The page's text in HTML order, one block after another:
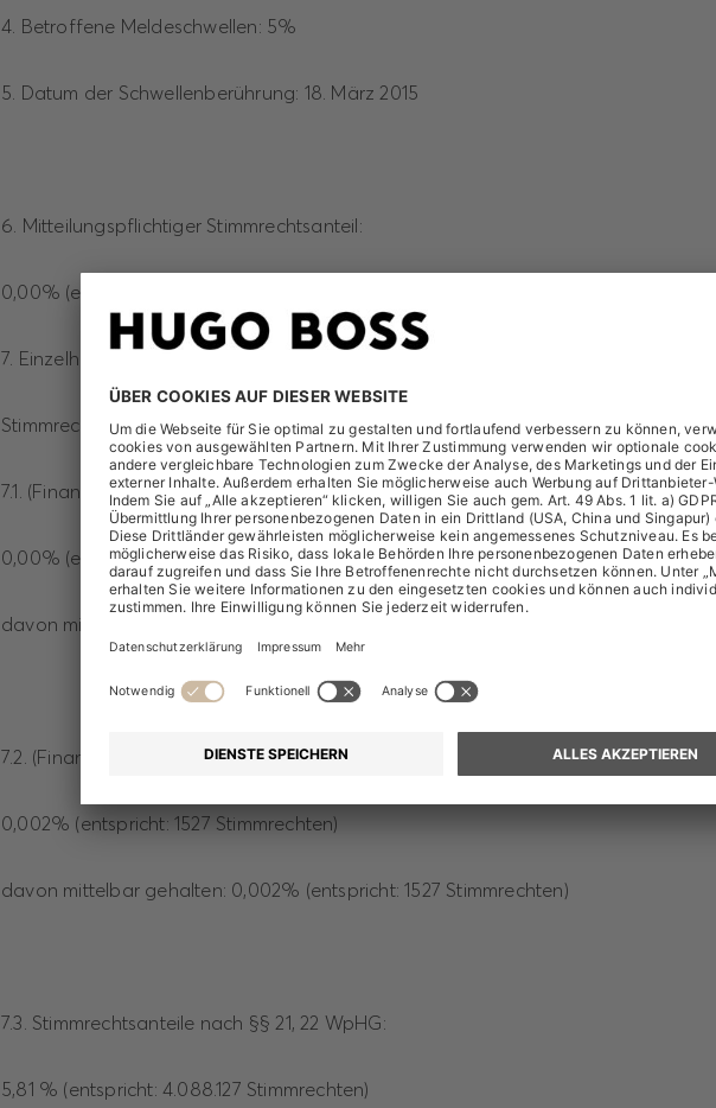
4. Betroffene Meldeschwellen: 5%
5. Datum der Schwellenberührung: 18. März 2015
6. Mitteilungspflichtiger Stimmrechtsanteil:
0,00% (entspricht: 0 Stimmrechten von 70.400.000 Stimmrechten)
7. Einzelheiten zum Stimmrechtsanteil:
Stimmrechtsanteil aufgrund von
7.1. (Finanz-/sonstigen) Instrumenten nach § 25a WpHG:
0,00% (entspricht: 0Stimmrechten)
davon mittelbar gehalten: 0,00% (entspricht: 0Stimmrechten)
7.2. (Finanz-/sonstigen) Instrumenten nach § 25 WpHG:
0,002% (entspricht: 1527 Stimmrechten)
davon mittelbar gehalten: 0,002% (entspricht: 1527 Stimmrechten)
7.3. Stimmrechtsanteile nach §§ 21, 22 WpHG:
5,81 % (entspricht: 4.088.127 Stimmrechten)